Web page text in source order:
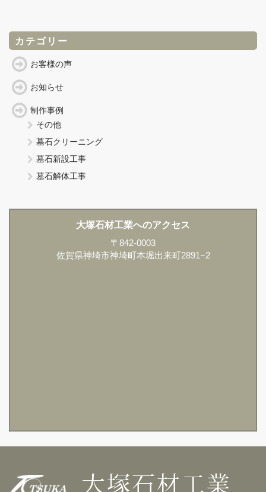
ブカテゴリー
お客様の声
お知らせ
制作事例
その他
墓石クリーニング
墓石新設工事
墓石解体工事
大塚石材工業へのアクセス
〒842-0003
佐賀県神埼市神埼町本堀出来町2891−2